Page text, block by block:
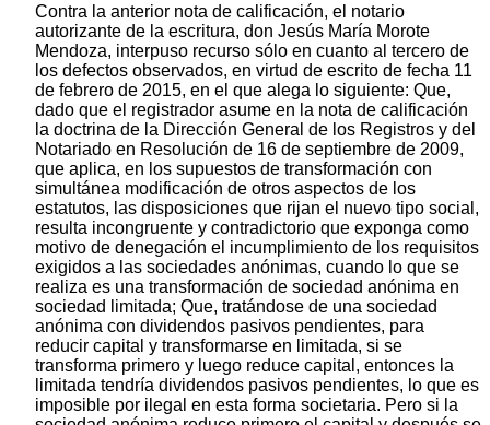
Contra la anterior nota de calificación, el notario
autorizante de la escritura, don Jesús María Morote
Mendoza, interpuso recurso sólo en cuanto al tercero de
los defectos observados, en virtud de escrito de fecha 11
de febrero de 2015, en el que alega lo siguiente: Que,
dado que el registrador asume en la nota de calificación
la doctrina de la Dirección General de los Registros y del
Notariado en Resolución de 16 de septiembre de 2009,
que aplica, en los supuestos de transformación con
simultánea modificación de otros aspectos de los
estatutos, las disposiciones que rijan el nuevo tipo social,
resulta incongruente y contradictorio que exponga como
motivo de denegación el incumplimiento de los requisitos
exigidos a las sociedades anónimas, cuando lo que se
realiza es una transformación de sociedad anónima en
sociedad limitada; Que, tratándose de una sociedad
anónima con dividendos pasivos pendientes, para
reducir capital y transformarse en limitada, si se
transforma primero y luego reduce capital, entonces la
limitada tendría dividendos pasivos pendientes, lo que es
imposible por ilegal en esta forma societaria. Pero si la